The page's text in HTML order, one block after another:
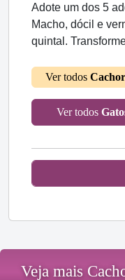
Adote um dos 5
Macho, dócil e
quintal.
Ver todos
Ver todos
Veja mais